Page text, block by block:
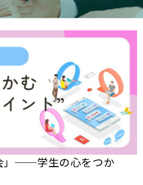
」──学生の心をつか